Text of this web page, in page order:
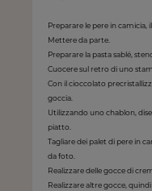
Preparare le pere in camicia,
Mettere da parte.
Preparare la pasta sablé,
Cuocere sul retro di uno
Con il cioccolato
goccia.
Utilizzando uno chablon,
piatto.
Tagliare dei palet di pere in
da foto.
Realizzare delle gocce di
Realizzare altre gocce,